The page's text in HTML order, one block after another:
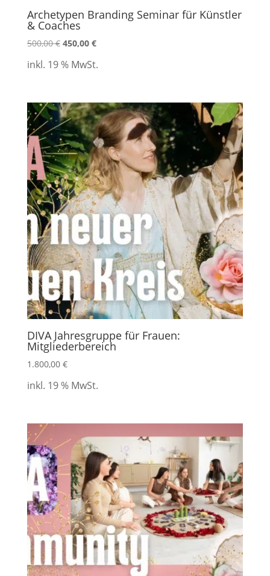
Archetypen Branding Seminar für Künstler
& Coaches
500,00€ 450,00 €
inkl. 19 % MwSt.
DIVA Jahresgruppe für Frauen:
Mitgliederbereich
1.800,00 €
inkl. 19 % MwSt.